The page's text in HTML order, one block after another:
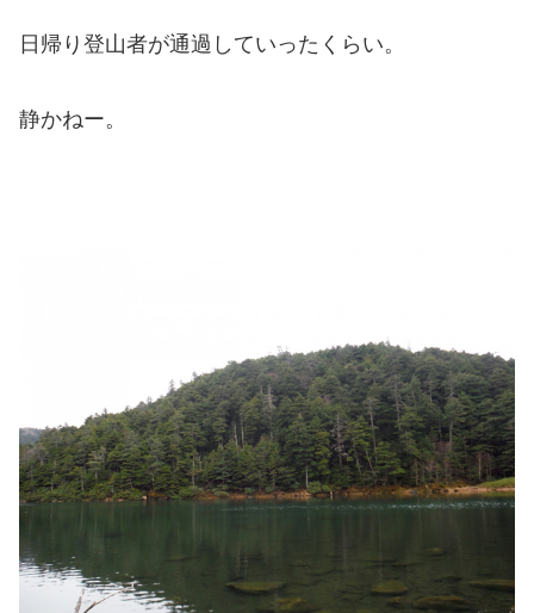
日帰り登山者が通過していったくらい。
静かねー。